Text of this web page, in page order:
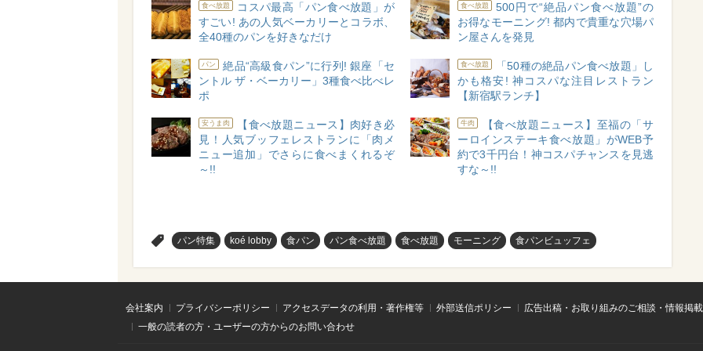
食べ放題
コスパ最高「パン食べ放題」が
すごい! あの人気ベーカリーとコラボ、
全40種のパンを好きなだけ
食べ放題
500円で“絶品パン食べ放題”の
お得なモーニング! 都内で貴重な穴場パ
ン屋さんを発見
パン
絶品“高級食パン”に行列! 銀座「セ
ントル ザ・ベーカリー」3種食べ比べレ
ポ
食べ放題
「50種の絶品パン食べ放題」し
かも格安! 神コスパな注目レストラン
【新宿駅ランチ】
安うま肉
【食べ放題ニュース】肉好き必
見！人気ブッフェレストランに「肉メ
ニュー追加」でさらに食べまくれるぞ
～!!
牛肉
【食べ放題ニュース】至福の「サ
ーロインステーキ食べ放題」がWEB予
約で3千円台！神コスパチャンスを見逃
すな～!!
パン特集 koé lobby 食パン パン食べ放題 食べ放題 モーニング 食パンビュッフェ
会社案内 プライバシーポリシー アクセスデータの利用・著作権等 外部送信ポリシー
広告出稿・お取り組みのご相談・情報掲
一般の読者の方・ユーザーの方からのお問い合わせ